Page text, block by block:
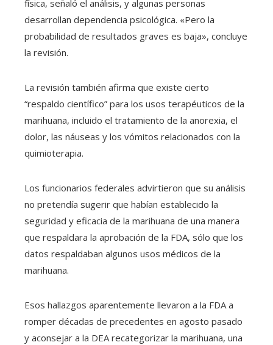
física, señaló el análisis, y algunas personas
desarrollan dependencia psicológica. «Pero la
probabilidad de resultados graves es baja», concluye
la revisión.
La revisión también afirma que existe cierto
“respaldo científico” para los usos terapéuticos de la
marihuana, incluido el tratamiento de la anorexia, el
dolor, las náuseas y los vómitos relacionados con la
quimioterapia.
Los funcionarios federales advirtieron que su análisis
no pretendía sugerir que habían establecido la
seguridad y eficacia de la marihuana de una manera
que respaldara la aprobación de la FDA, sólo que los
datos respaldaban algunos usos médicos de la
marihuana.
Esos hallazgos aparentemente llevaron a la FDA a
romper décadas de precedentes en agosto pasado
y aconsejar a la DEA recategorizar la marihuana, una